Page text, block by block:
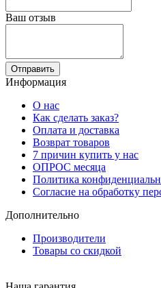
Ваш отзыв
Отправить
Информация
О нас
Как сделать заказ?
Оплата и доставка
Возврат товаров
7 причин купить у нас
ОПРОС месяца
Политика
Согласие на обработку
Дополнительно
Производители
Товары со скидкой